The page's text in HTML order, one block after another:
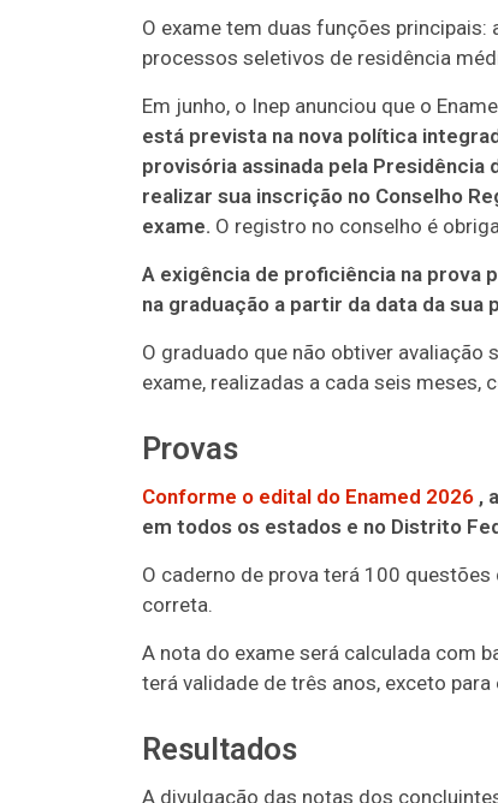
O exame tem duas funções
processos seletivos de residência
Em junho, o Inep anunciou que o
está prevista na nova política
provisória assinada pela Presidência
realizar sua inscrição no Conselho
exame. O registro no conselho é
A exigência de proficiência na prova
na graduação a partir da data da sua
O graduado que não obtiver
exame, realizadas a cada seis
Provas
Conforme o edital do Enamed 2026,
em todos os estados e no Distrito
O caderno de prova terá 100
correta.
A nota do exame será calculada com
terá validade de três anos, exceto
Resultados
A divulgação das notas dos